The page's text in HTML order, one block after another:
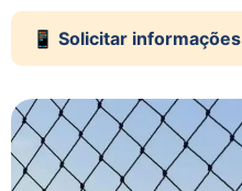
📱 Solicitar informações